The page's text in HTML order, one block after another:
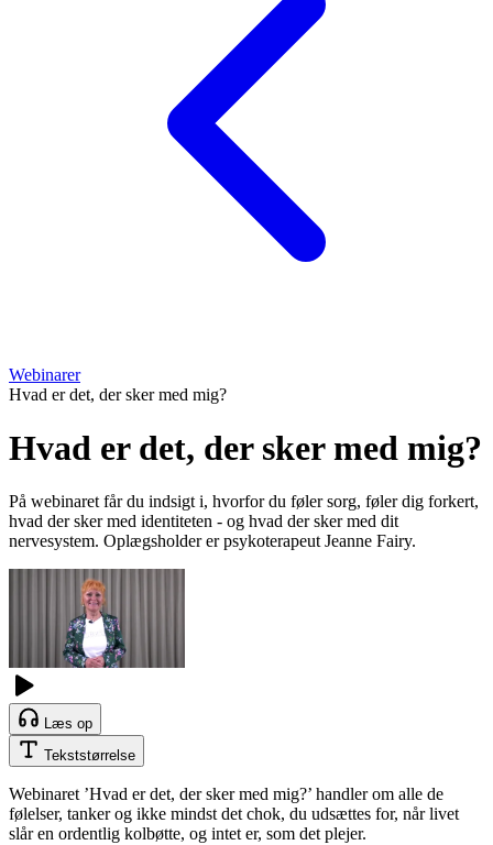
Webinarer
Hvad er det, der sker med mig?
Hvad er det, der sker med mig?
På webinaret får du indsigt i, hvorfor du føler sorg, føler dig forkert,
hvad der sker med identiteten - og hvad der sker med dit
nervesystem. Oplægsholder er psykoterapeut Jeanne Fairy.
Læs op
Tekststørrelse
Webinaret ’Hvad er det, der sker med mig?’ handler om alle de
følelser, tanker og ikke mindst det chok, du udsættes for, når livet
slår en ordentlig kolbøtte, og intet er, som det plejer.